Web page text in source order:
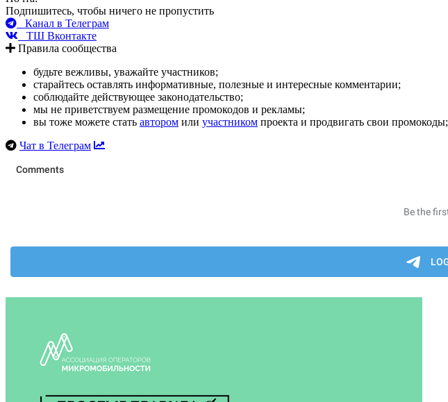
Подпишитесь, чтобы ничего не пропустить
Канал в Телеграм
ТШ Вконтакте
Правила сообщества
будьте вежливы, уважайте участников;
старайтесь оставлять информативные, полезные и интересные комментарии;
соблюдайте действующее законодательство;
мы не приветствуем размещение промокодов и рекламы;
вы тоже можете стать автором или участником проекта и продвигать свои промокоды;
Чат в Телеграм